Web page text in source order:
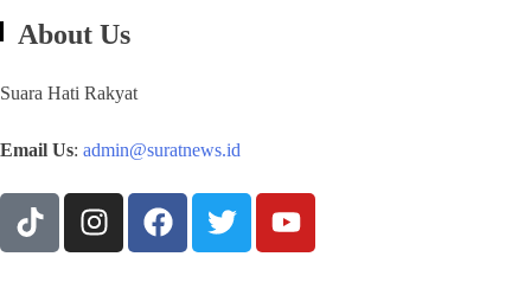
About Us
Suara Hati Rakyat
Email Us: admin@suratnews.id